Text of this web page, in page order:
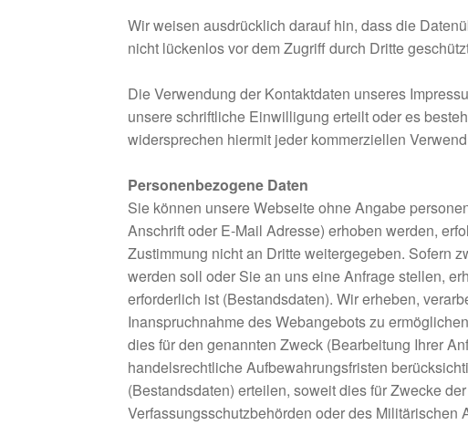
Wir weisen ausdrücklich darauf hin, dass die
nicht lückenlos vor dem Zugriff durch Dritte
Die Verwendung der Kontaktdaten unseres
unsere schriftliche Einwilligung erteilt oder es
widersprechen hiermit jeder kommerziellen
Personenbezogene Daten
Sie können unsere Webseite ohne Angabe
Anschrift oder E-Mail Adresse) erhoben werden,
Zustimmung nicht an Dritte weitergegeben. Sofern
werden soll oder Sie an uns eine Anfrage stellen,
erforderlich ist (Bestandsdaten). Wir erheben,
Inanspruchnahme des Webangebots zu
dies für den genannten Zweck (Bearbeitung Ihrer
handelsrechtliche Aufbewahrungsfristen
(Bestandsdaten) erteilen, soweit dies für Zwecke
Verfassungsschutzbehörden oder des